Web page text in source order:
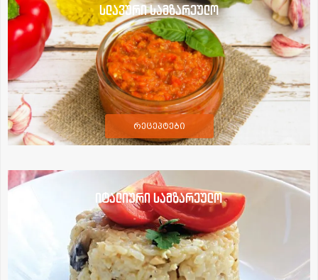
სლავური სამზარეულო
რეცეპტები
იტალიური სამზარეულო